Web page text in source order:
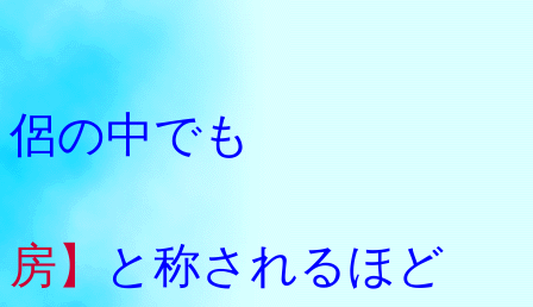
比叡山
侶の中でも
房】と称されるほど